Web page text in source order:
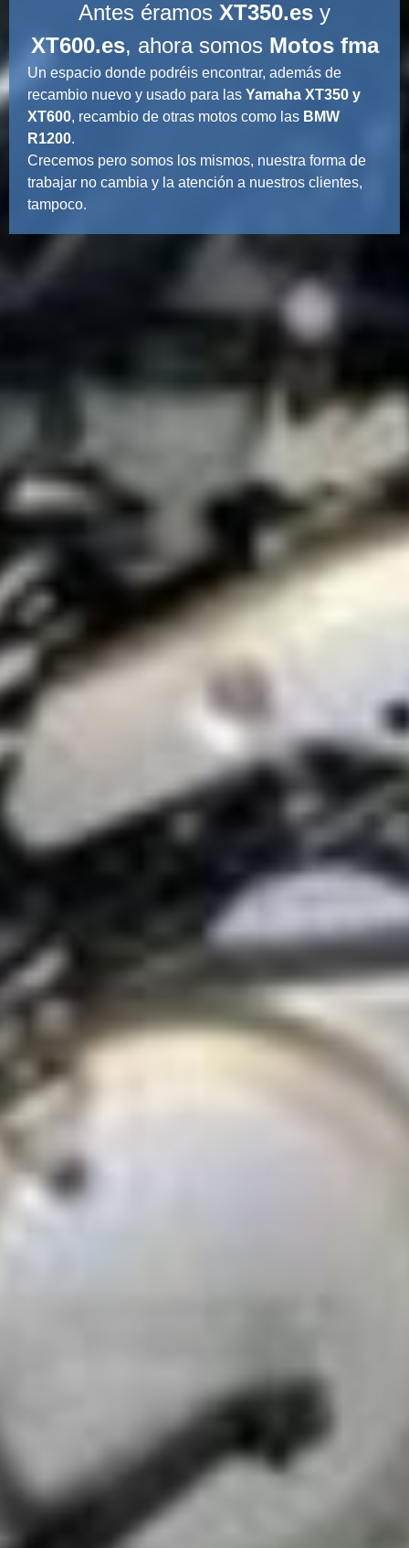
Antes éramos XT350.es y
XT600.es, ahora somos Motos fma
Un espacio donde podréis encontrar, además de
recambio nuevo y usado para las Yamaha XT350 y
XT600, recambio de otras motos como las BMW
R1200.
Crecemos pero somos los mismos, nuestra forma de
trabajar no cambia y la atención a nuestros clientes,
tampoco.